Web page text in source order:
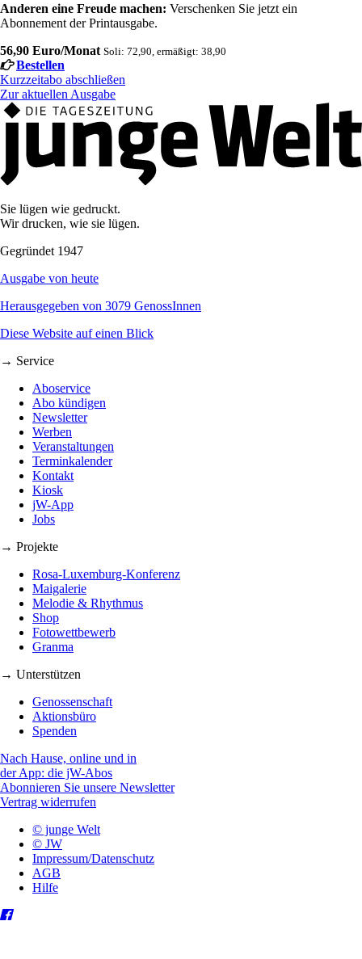
Anderen eine Freude machen: Verschenken Sie jetzt ein
Abonnement der Printausgabe.
56,90 Euro/Monat Soli: 72,90, ermäßigt: 38,90
Bestellen
Kurzzeitabo abschließen
Zur aktuellen Ausgabe
Sie lügen wie gedruckt.
Wir drucken, wie sie lügen.
Gegründet 1947
Ausgabe von heute
Herausgegeben von 3079 GenossInnen
Diese Website auf einen Blick
→ Service
Aboservice
Abo kündigen
Newsletter
Werben
Veranstaltungen
Terminkalender
Kontakt
Kiosk
jW-App
Jobs
→ Projekte
Rosa-Luxemburg-Konferenz
Maigalerie
Melodie & Rhythmus
Shop
Fotowettbewerb
Granma
→ Unterstützen
Genossenschaft
Aktionsbüro
Spenden
Nach Hause, online und in
der App: die jW-Abos
Abonnieren Sie unsere Newsletter
Vertrag widerrufen
© junge Welt
© JW
Impressum/Datenschutz
AGB
Hilfe